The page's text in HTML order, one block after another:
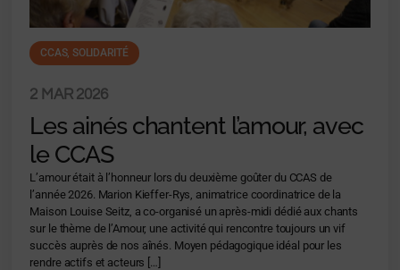
CCAS,SOLIDARITÉ
2 MAR 2026
Les ainés chantent l’amour, avec
le CCAS
L’amour était à l’honneur lors du deuxième goûter du CCAS de
l’année 2026. Marion Kieffer-Rys, animatrice coordinatrice de la
Maison Louise Seitz, a co-organisé un après-midi dédié aux chants
sur le thème de l’Amour, une activité qui rencontre toujours un vif
succès auprès de nos aînés. Moyen pédagogique idéal pour les
rendre actifs et acteurs […]